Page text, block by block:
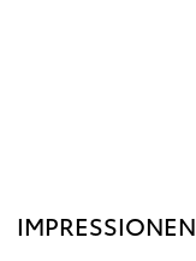
IMPRESSIONEN